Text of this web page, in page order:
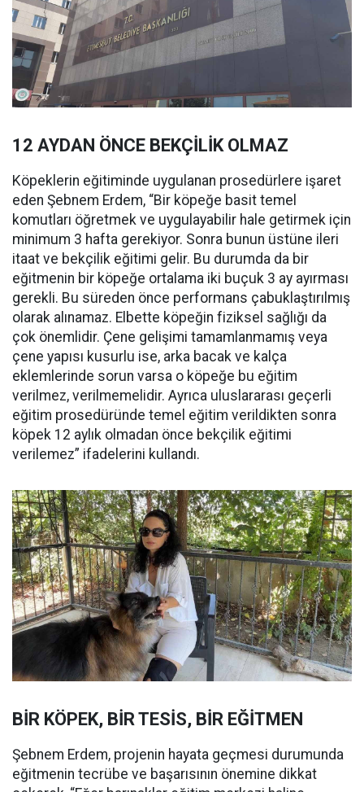
12 AYDAN ÖNCE BEKÇİLİK OLMAZ
Köpeklerin eğitiminde uygulanan prosedürlere işaret
eden Şebnem Erdem, “Bir köpeğe basit temel
komutları öğretmek ve uygulayabilir hale getirmek için
minimum 3 hafta gerekiyor. Sonra bunun üstüne ileri
itaat ve bekçilik eğitimi gelir. Bu durumda da bir
eğitmenin bir köpeğe ortalama iki buçuk 3 ay ayırması
gerekli. Bu süreden önce performans çabuklaştırılmış
olarak alınamaz. Elbette köpeğin fiziksel sağlığı da
çok önemlidir. Çene gelişimi tamamlanmamış veya
çene yapısı kusurlu ise, arka bacak ve kalça
eklemlerinde sorun varsa o köpeğe bu eğitim
verilmez, verilmemelidir. Ayrıca uluslararası geçerli
eğitim prosedüründe temel eğitim verildikten sonra
köpek 12 aylık olmadan önce bekçilik eğitimi
verilemez” ifadelerini kullandı.
BİR KÖPEK, BİR TESİS, BİR EĞİTMEN
Şebnem Erdem, projenin hayata geçmesi durumunda
eğitmenin tecrübe ve başarısının önemine dikkat